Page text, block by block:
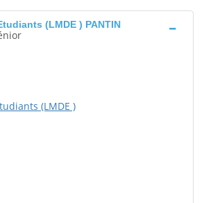
(LMDE ) PANTIN
(LMDE )